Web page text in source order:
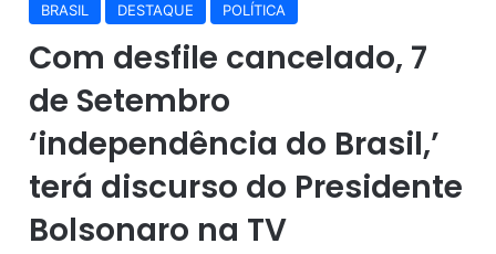
BRASIL DESTAQUE POLÍTICA
Com desfile cancelado, 7
de Setembro
‘independência do Brasil,’
terá discurso do Presidente
Bolsonaro na TV